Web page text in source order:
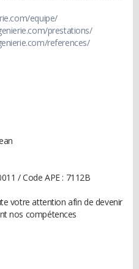
equipe/
prestations/
references/
/ Code APE : 7112B
votre attention afin de devenir
nos compétences